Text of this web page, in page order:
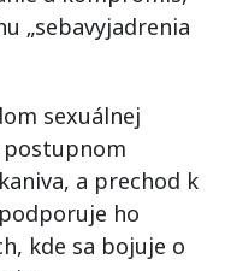
„sebavyjadrenia
sexuálnej
postupnom
a prechod k
ho
kde sa bojuje o